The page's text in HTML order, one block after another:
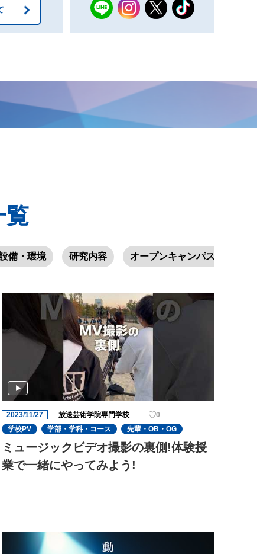
覧
備・環境 研究内容 オープンキャンパス
2023/11/27 放送芸術学院専門学校
0
学校PV
学部・学科・コース 先輩・OB・OG
ミュージックビデオ撮影の裏側!体験授
業で一緒にやってみよう!